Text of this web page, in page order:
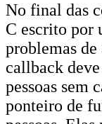
No final das
C escrito por
problemas
callback
pessoas sem
ponteiro de